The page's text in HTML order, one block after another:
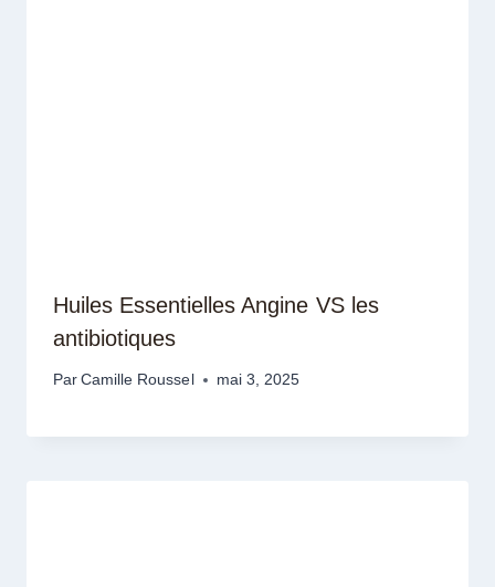
Huiles Essentielles Angine VS les
antibiotiques
Par Camille Roussel mai 3, 2025